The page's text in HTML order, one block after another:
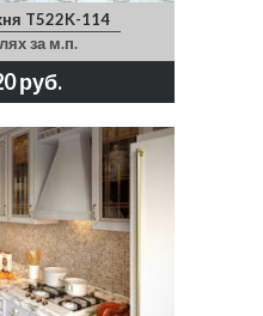
T522K-114
за м.п.
руб.